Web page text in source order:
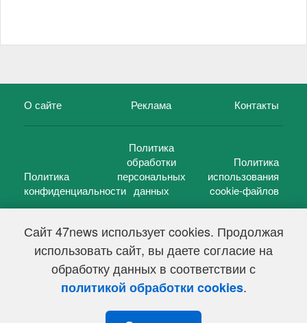
Сайт 47news использует cookies. Продолжая
использовать сайт, вы даете согласие на
обработку данных в соответствии с
политикой обработки cookies.
О сайте Реклама Контакты
Политика
конфиденциальности
Политика
обработки
персональных
данных
Политика
использования
cookie-файлов
47 новостей (47 news)2005 — 2026 г.
Свидетельство о регистрации СМИ Эл № ФС 77-39848, выдано
Федеральной службой по надзору в сфере связи,
информационных технологий и массовых коммуникаций